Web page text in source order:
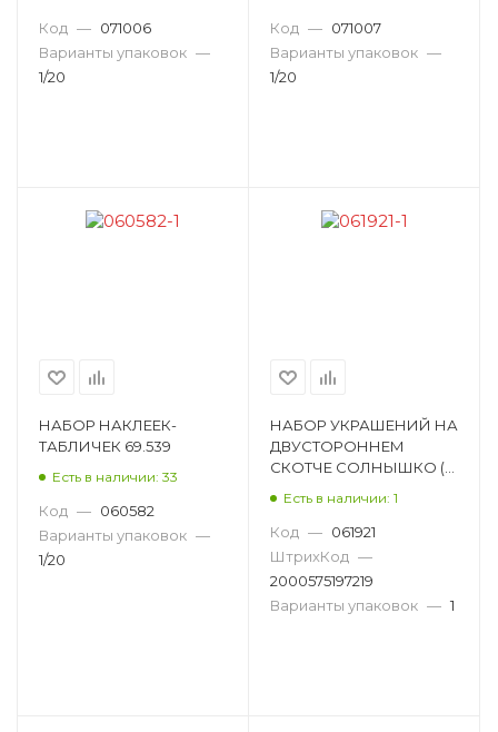
Код — 071006
Варианты упаковок —
1/20
Код — 071007
Варианты упаковок —
1/20
НАБОР НАКЛЕЕК-
ТАБЛИЧЕК 69.539
Есть в наличии: 33
Код — 060582
Варианты упаковок —
1/20
НАБОР УКРАШЕНИЙ НА
ДВУСТОРОННЕМ
СКОТЧЕ СОЛНЫШКО (11
Есть в наличии: 1
Код — 061921
ШтрихКод —
2000575197219
Варианты упаковок — 1